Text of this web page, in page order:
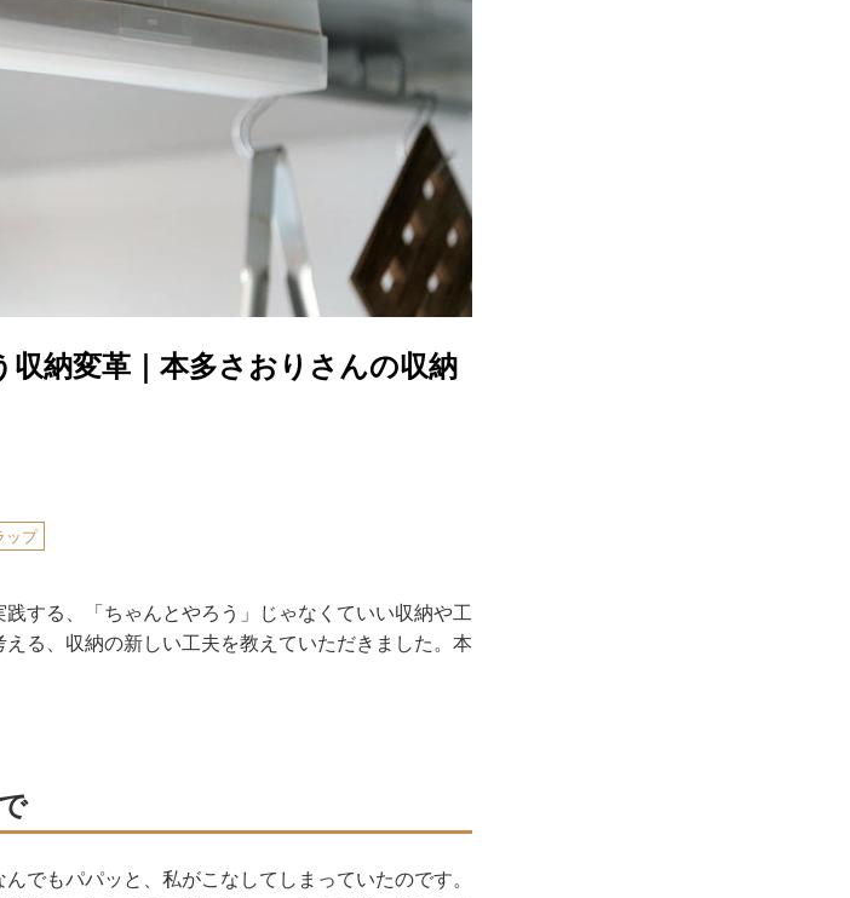
納変革｜本多さおりさんの収納
ップ
する、「ちゃんとやろう」じゃなくていい収納や工
る、収納の新しい工夫を教えていただきました。本
でもパパッと、私がこなしてしまっていたのです。